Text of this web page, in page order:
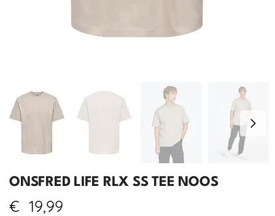
ONSFRED LIFE RLX SS TEE NOOS
€ 19,99